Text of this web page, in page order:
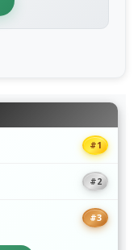
#1
#2
#3